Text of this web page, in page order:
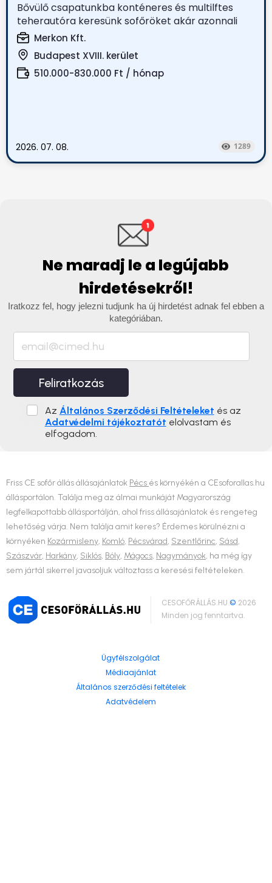
Bővülő csapatunkba konténeres és multilftes
teherautóra keresünk sofőröket akár azonnali
kezdéssel! ...
Merkon Kft.
Budapest XVIII. kerület
510.000-830.000 Ft / hónap
2026. 07. 08. 1289
Ne maradj le a legújabb
hirdetésekről!
Iratkozz fel, hogy jelezni tudjunk ha új hirdetést adnak fel ebben a
kategóriában.
Feliratkozás
Az Általános Szerződési Feltételeket és az
Adatvédelmi tájékoztatót elolvastam és
elfogadom.
Friss CE sofőr állás állásajánlatok Pécs és környékén a CEsoforallas.hu
állásportálon. Találja meg az álmai munkáját Magyarország
legfelkapottabb állásportálján, ahol friss állásajánlatok és rengeteg
lehetőség várja. Nem találja amit keres? Érdemes körülnézni a
környéken Kozármisleny, Komló, Pécsvárad, Szentlőrinc, Sásd,
Szászvár, Harkány, Siklós, Bóly, Mágocs, Nagymányok, ha még így
sem jártál sikerrel javasoljuk változtass a keresési feltételeken.
CESOFŐRÁLLÁS.HU© 2026
Minden jog fenntartva.
Ügyfélszolgálat
Médiaajánlat
Általános szerződési feltételek
Adatvédelem